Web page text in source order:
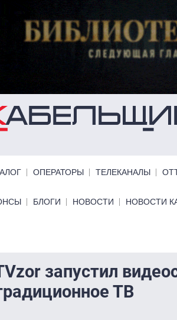
ОПЕРАТОРЫ ТЕЛЕКАНАЛЫ
links bottom
БЛОГИ НОВОСТИ НОВОСТИ
запустил
ТВ